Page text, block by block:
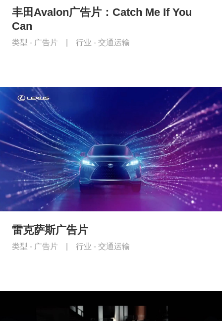
丰田Avalon广告片：Catch Me If You
Can
类型 - 广告片 行业 - 交通运输
雷克萨斯广告片
类型 - 广告片 行业 - 交通运输